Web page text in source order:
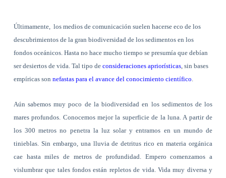
Últimamente, los medios de comunicación suelen hacerse eco de los
descubrimientos de la gran biodiversidad de los sedimentos en los
fondos oceánicos. Hasta no hace mucho tiempo se presumía que debían
ser desiertos de vida. Tal tipo de consideraciones apriorísticas, sin bases
empíricas son nefastas para el avance del conocimiento científico
Aún sabemos muy poco de la biodiversidad en los sedimentos de los
mares profundos. Conocemos mejor la superficie de la luna. A partir de
los 300 metros no penetra la luz solar y entramos en un mundo de
tinieblas. Sin embargo, una lluvia de detritus rico en materia orgánica
cae hasta miles de metros de profundidad. Empero comenzamos a
vislumbrar que tales fondos están repletos de vida. Vida muy diversa y